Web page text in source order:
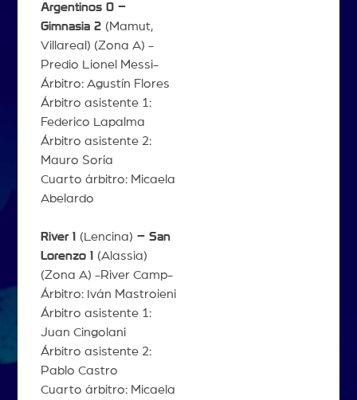
Argentinos 0 –
Gimnasia 2 (Mamut,
Villareal) (Zona A) -
Predio Lionel Messi-
Árbitro: Agustín Flores
Árbitro asistente 1:
Federico Lapalma
Árbitro asistente 2:
Mauro Soria
Cuarto árbitro: Micaela
Abelardo
River 1 (Lencina) – San
Lorenzo 1 (Alassia)
(Zona A) -River Camp-
Árbitro: Iván Mastroieni
Árbitro asistente 1:
Juan Cingolani
Árbitro asistente 2:
Pablo Castro
Cuarto árbitro: Micaela